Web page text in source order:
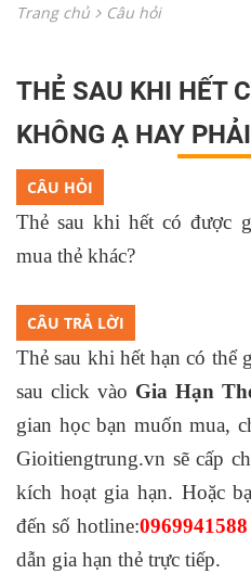
Trang chủ Câu hỏi
THẺ SAU KHI HẾT
KHÔNG Ạ HAY
CÂU HỎI
Thẻ sau khi hết có được
mua thẻ khác?
CÂU TRẢ LỜI
Thẻ sau khi hết hạn có thể
sau click vào Gia Hạn
gian học bạn muốn mua,
Gioitiengtrung.vn sẽ cấp
kích hoạt gia hạn. Hoặc
đến số hotline:0969941588
dẫn gia hạn thẻ trực tiếp.